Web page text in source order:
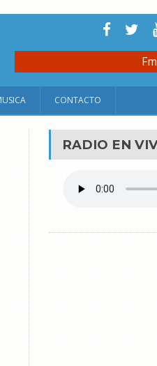
CONTACTO
RADIO EN